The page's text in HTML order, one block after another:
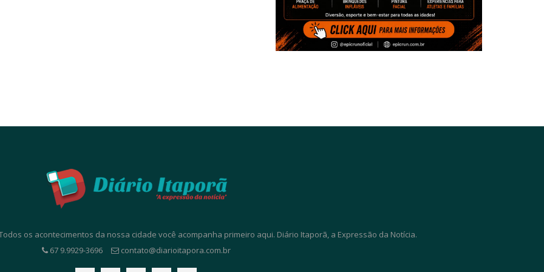
os acontecimentos da nossa cidade você acompanha primeiro aqui. Diário Itaporã, a Expressão da Notícia.
67 9.9929-3696
contato@diarioitapora.com.br